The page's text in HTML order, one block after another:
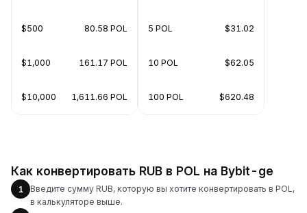
$500 80.58 POL
$1,000 161.17 POL
$10,000 1,611.66 POL
5 POL $31.02
10 POL $62.05
100 POL $620.48
Как конвертировать RUB в POL на Bybit-ge
1
Введите сумму RUB, которую вы хотите конвертировать в POL,
в калькуляторе выше.